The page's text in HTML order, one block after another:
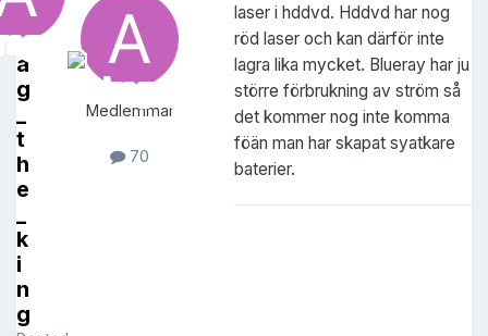
a
g
_
t
h
e
_
k
i
n
g
Medlemmar
70
laser i hddvd. Hddvd har nog
röd laser och kan därför inte
lagra lika mycket. Blueray har ju
större förbrukning av ström så
det kommer nog inte komma
föän man har skapat syatkare
baterier.